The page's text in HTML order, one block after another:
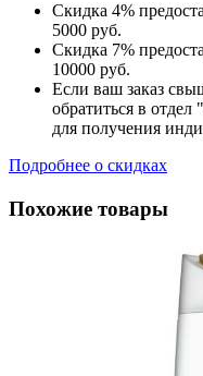
Скидка 4%
5000 руб.
Скидка 7%
10000 руб.
Если ваш заказ
обратиться в
для получения
Подробнее о скидках
Похожие товары